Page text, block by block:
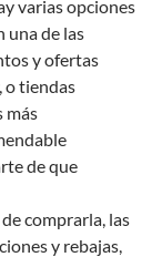
varias opciones
una de las
y ofertas
o tiendas
más
de que
comprarla, las
y rebajas,